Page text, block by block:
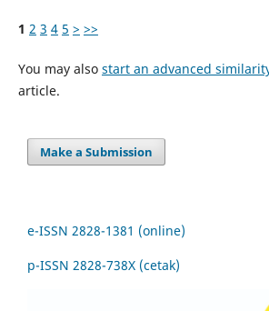
1 2 3 4 5 > >>
You may also start an advanced
article.
Make a Submission
e-ISSN 2828-1381 (online)
p-ISSN 2828-738X (cetak)